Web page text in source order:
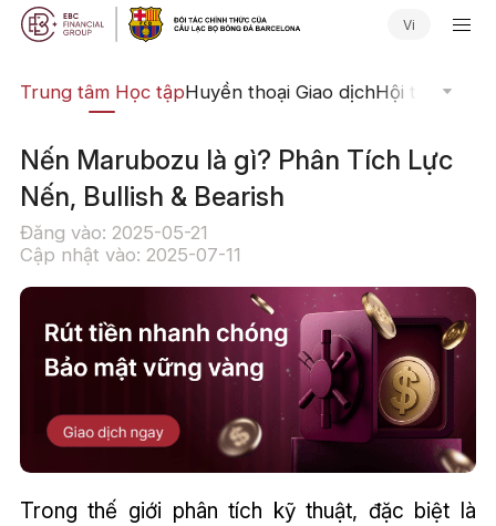
Vi
Trung tâm Học tậpHuyền thoại Giao dịchHội thảo
Nến Marubozu là gì? Phân Tích Lực
Nến, Bullish & Bearish
Đăng vào: 2025-05-21
Cập nhật vào: 2025-07-11
Trong thế giới phân tích kỹ thuật, đặc biệt là